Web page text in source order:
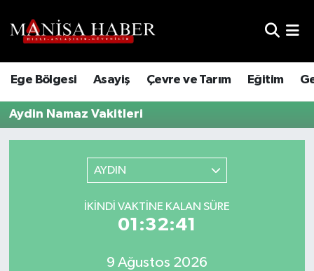
Ege Bölgesi Asayiş Çevre ve Tarım Eğitim
Aydin Namaz Vakitleri
AYDIN
İKINDI VAKTINE KALAN SÜRE
01:32:41
9 Ağustos 2026
Trafik Durumu
Tüm Manşetler